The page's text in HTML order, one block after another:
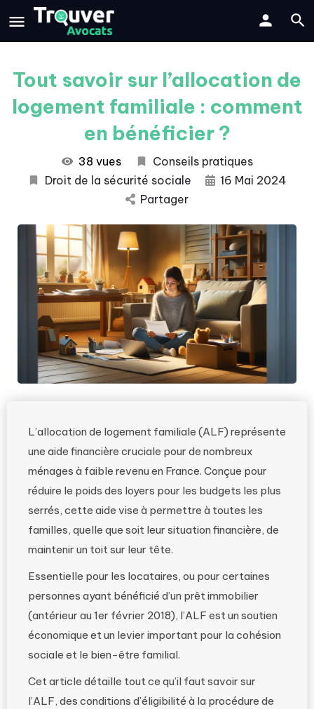
Tout savoir sur l’allocation de
logement familiale : comment
en bénéficier ?
38 vues
Conseils pratiques
Droit de la sécurité sociale
16 Mai 2024
Partager
L’allocation de logement familiale (ALF) représente
une aide financière cruciale pour de nombreux
ménages à faible revenu en France. Conçue pour
réduire le poids des loyers pour les budgets les plus
serrés, cette aide vise à permettre à toutes les
familles, quelle que soit leur situation financière, de
maintenir un toit sur leur tête.
Essentielle pour les locataires, ou pour certaines
personnes ayant bénéficié d’un prêt immobilier
(antérieur au 1er février 2018), l’ALF est un soutien
économique et un levier important pour la cohésion
sociale et le bien-être familial.
Cet article détaille tout ce qu’il faut savoir sur
l’ALF, des conditions d’éligibilité à la procédure de